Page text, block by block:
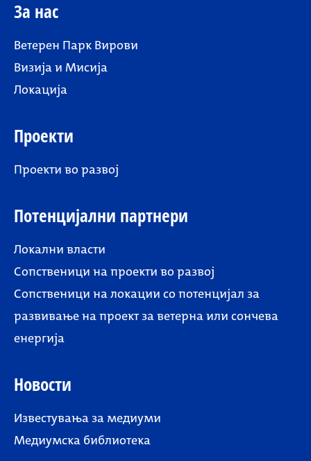
За нас
Ветерен Парк Вирови
Визија и Мисија
Локација
Проекти
Проекти во развој
Потенцијални партнери
Локални власти
Сопственици на проекти во развој
Сопственици на локации со потенцијал за
развивање на проект за ветерна или сончева
енергија
Новости
Известувања за медиуми
Медиумска библиотека